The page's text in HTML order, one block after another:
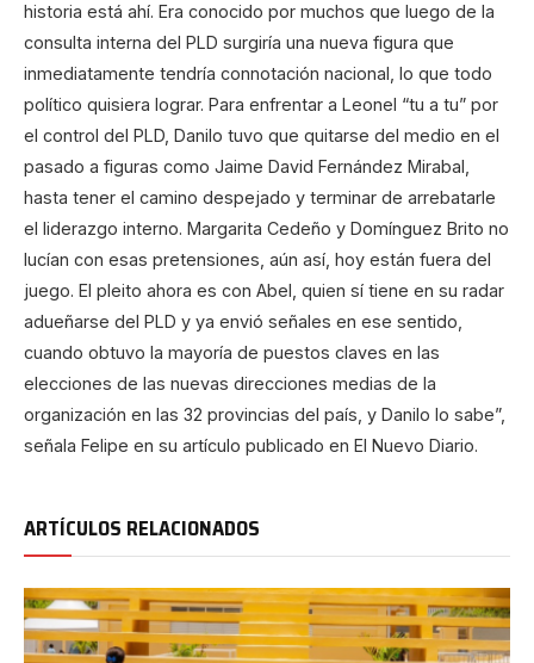
historia está ahí. Era conocido por muchos que luego de la
consulta interna del PLD surgiría una nueva figura que
inmediatamente tendría connotación nacional, lo que todo
político quisiera lograr. Para enfrentar a Leonel “tu a tu” por
el control del PLD, Danilo tuvo que quitarse del medio en el
pasado a figuras como Jaime David Fernández Mirabal,
hasta tener el camino despejado y terminar de arrebatarle
el liderazgo interno. Margarita Cedeño y Domínguez Brito no
lucían con esas pretensiones, aún así, hoy están fuera del
juego. El pleito ahora es con Abel, quien sí tiene en su radar
adueñarse del PLD y ya envió señales en ese sentido,
cuando obtuvo la mayoría de puestos claves en las
elecciones de las nuevas direcciones medias de la
organización en las 32 provincias del país, y Danilo lo sabe”,
señala Felipe en su artículo publicado en El Nuevo Diario.
ARTÍCULOS RELACIONADOS